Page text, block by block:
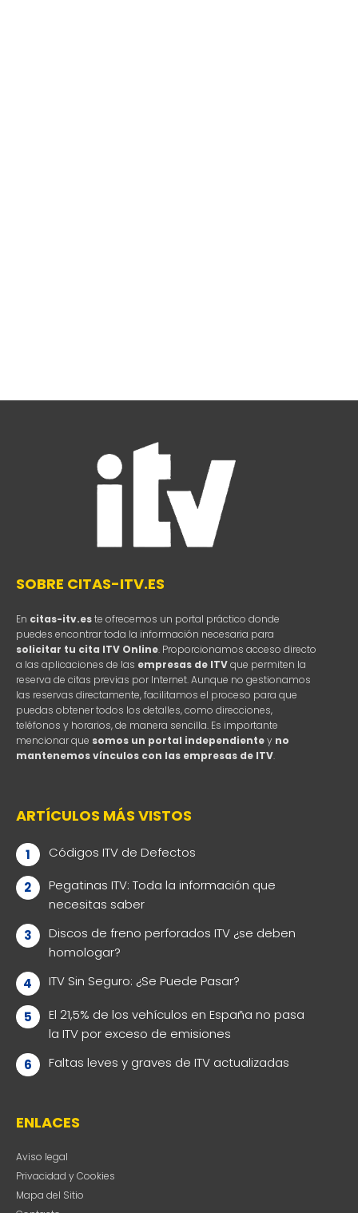
SOBRE CITAS-ITV.ES
En citas-itv.este ofrecemos un portal práctico donde
puedes encontrar toda la información necesaria para
solicitar tu cita ITV Online. Proporcionamos acceso directo
a las aplicaciones de las empresas de ITVque permiten la
reserva de citas previas por Internet. Aunque no gestionamos
las reservas directamente, facilitamos el proceso para que
puedas obtener todos los detalles, como direcciones,
teléfonos y horarios, de manera sencilla. Es importante
mencionar que somos un portal independientey no
mantenemos vínculos con las empresas de ITV.
ARTÍCULOS MÁS VISTOS
Códigos ITV de Defectos
Pegatinas ITV: Toda la información que
necesitas saber
Discos de freno perforados ITV ¿se deben
homologar?
ITV Sin Seguro: ¿Se Puede Pasar?
El 21,5% de los vehículos en España no pasa
la ITV por exceso de emisiones
Faltas leves y graves de ITV actualizadas
ENLACES
Aviso legal
Privacidad y Cookies
Mapa del Sitio